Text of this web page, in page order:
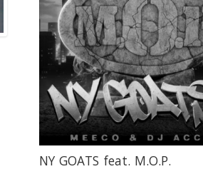
NY GOATS feat. M.O.P.